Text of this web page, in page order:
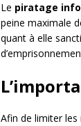
Le piratage
peine maximale
quant à elle
Afin de limiter les